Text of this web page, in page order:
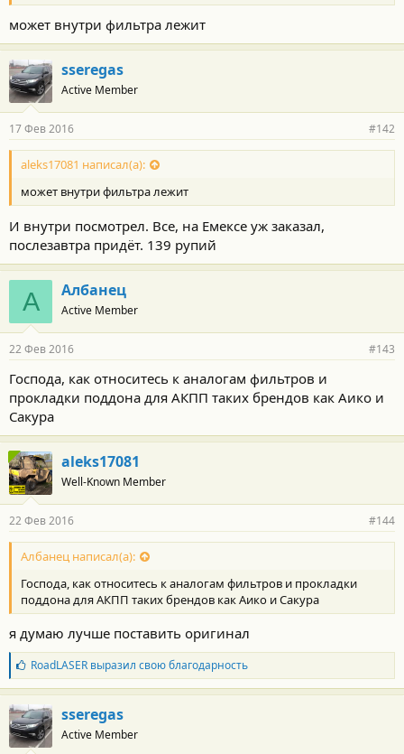
может внутри фильтра лежит
sseregas
Active Member
17 Фев 2016 #142
aleks17081 написал(а):
может внутри фильтра лежит
И внутри посмотрел. Все, на Емексе уж заказал,
послезавтра придёт. 139 рупий
А Албанец
Active Member
22 Фев 2016 #143
Господа, как относитесь к аналогам фильтров и
прокладки поддона для АКПП таких брендов как Аико и
Сакура
aleks17081
Well-Known Member
22 Фев 2016 #144
Албанец написал(а):
Господа, как относитесь к аналогам фильтров и прокладки
поддона для АКПП таких брендов как Аико и Сакура
я думаю лучше поставить оригинал
Б
л
а
г
о
д
а
RoadLASERвыразил свою благодарность
sseregas
Active Member